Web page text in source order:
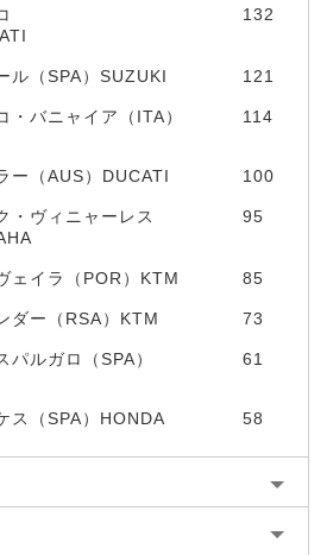
132
ル（SPA）SUZUKI 121
・バニャイア（ITA）
114
ー（AUS）DUCATI 100
・ヴィニャーレス
95
ェイラ（POR）KTM 85
ダー（RSA）KTM 73
パルガロ（SPA）
61
ス（SPA）HONDA 58